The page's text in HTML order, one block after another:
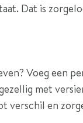
Dat is
Voeg een
met
verschil en